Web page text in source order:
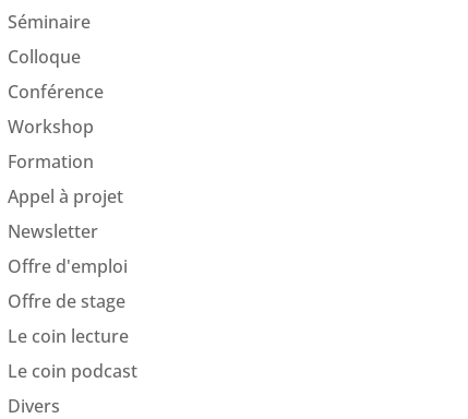
Séminaire
Colloque
Conférence
Workshop
Formation
Appel à projet
Newsletter
Offre d'emploi
Offre de stage
Le coin lecture
Le coin podcast
Divers